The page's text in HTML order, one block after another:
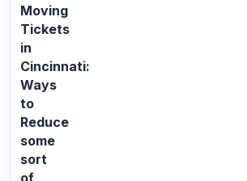
ссылка:
https://kra39ac.cc
Резервное
зеркалo
КР…
Moving
Tickets
in
Cincinnati:
Ways
to
Reduce
some
sort